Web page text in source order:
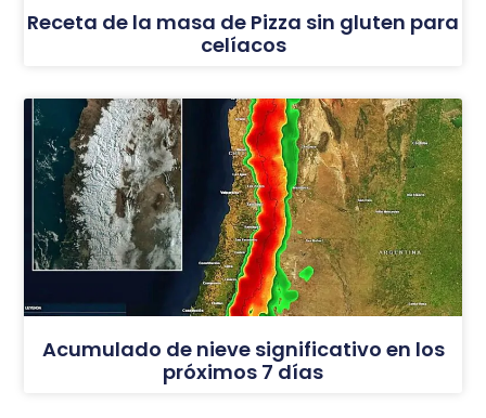
Receta de la masa de Pizza sin gluten para
celíacos
Acumulado de nieve significativo en los
próximos 7 días